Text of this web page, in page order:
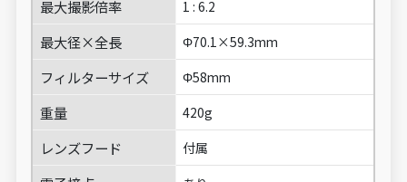
最大撮影倍率 1 : 6.2
最大径×全長 Φ70.1×59.3mm
フィルターサイズ Φ58mm
重量 420g
レンズフード 付属